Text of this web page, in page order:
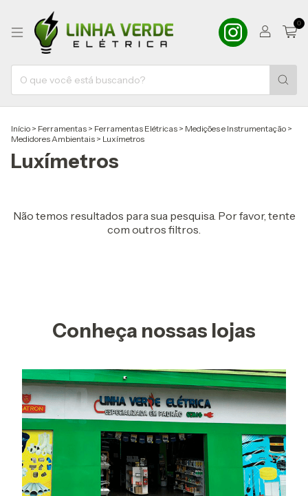
0
Início > Ferramentas > Ferramentas Elétricas > Medições e Instrumentação >
Medidores Ambientais > Luxímetros
Luxímetros
Não temos resultados para sua pesquisa. Por favor, tente
com outros filtros.
Conheça nossas lojas